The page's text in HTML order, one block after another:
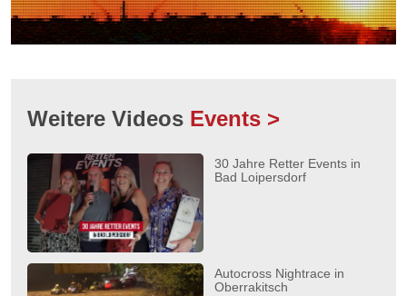
Weitere Videos Events >
30 Jahre Retter Events in
Bad Loipersdorf
Autocross Nightrace in
Oberrakitsch